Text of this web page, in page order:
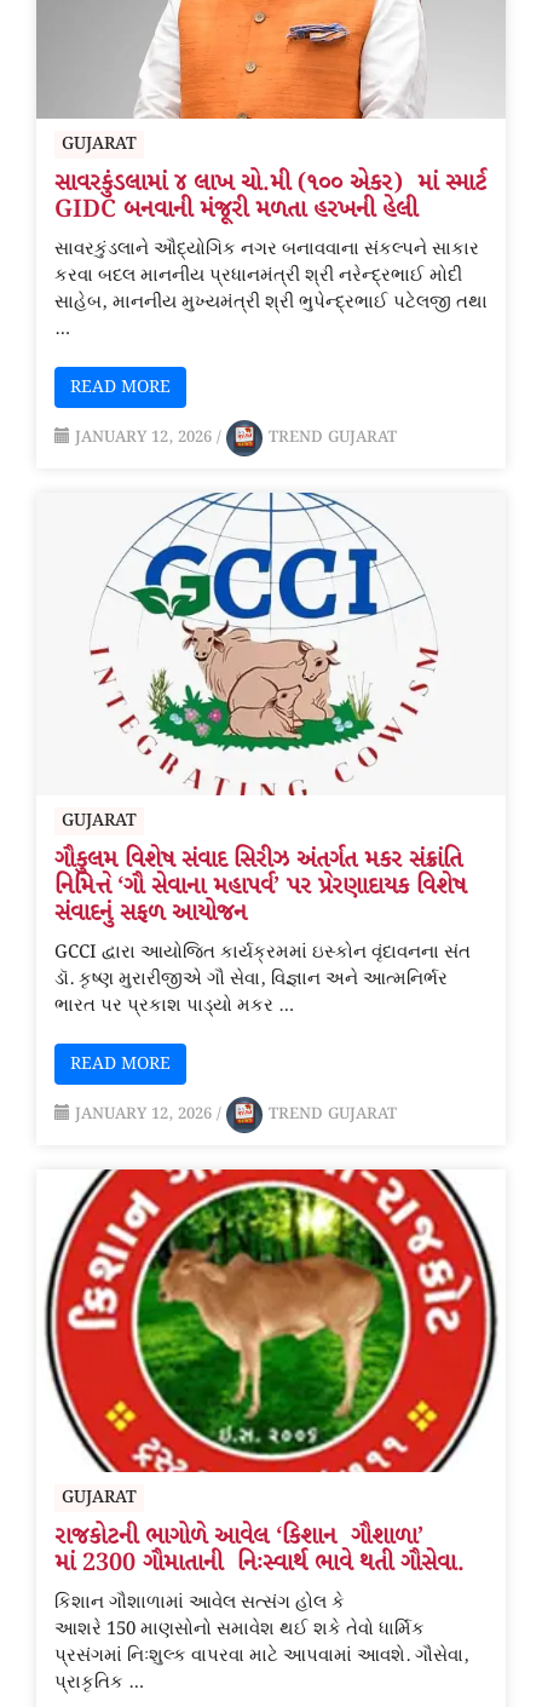
GUJARAT
સાવરકુંડલામાં ૪ લાખ ચો.મી (૧૦૦ એકર) માં સ્માર્ટ
GIDC બનવાની મંજૂરી મળતા હરખની હેલી
સાવરકુંડલાને ઔદ્યોગિક નગર બનાવવાના સંકલ્પને સાકાર
કરવા બદલ માનનીય પ્રધાનમંત્રી શ્રી નરેન્દ્રભાઈ મોદી
સાહેબ, માનનીય મુખ્યમંત્રી શ્રી ભુપેન્દ્રભાઈ પટેલજી તથા
…
READ MORE
JANUARY 12, 2026 / TREND GUJARAT
GUJARAT
ગૌકુલમ વિશેષ સંવાદ સિરીઝ અંતર્ગત મકર સંક્રાંતિ
નિમિત્તે ‘ગૌ સેવાના મહાપર્વ’ પર પ્રેરણાદાયક વિશેષ
સંવાદનું સફળ આયોજન
GCCI દ્વારા આયોજિત કાર્યક્રમમાં ઇસ્કોન વૃંદાવનના સંત
ડૉ. કૃષ્ણ મુરારીજીએ ગૌ સેવા, વિજ્ઞાન અને આત્મનિર્ભર
ભારત પર પ્રકાશ પાડ્યો મકર …
READ MORE
JANUARY 12, 2026 / TREND GUJARAT
GUJARAT
રાજકોટની ભાગોળે આવેલ ‘કિશાન ગૌશાળા’
માં 2300 ગૌમાતાની નિઃસ્વાર્થ ભાવે થતી ગૌસેવા.
કિશાન ગૌશાળામાં આવેલ સત્સંગ હોલ કે
આશરે 150 માણસોનો સમાવેશ થઈ શકે તેવો ધાર્મિક
પ્રસંગમાં નિઃશુલ્ક વાપરવા માટે આપવામાં આવશે. ગૌસેવા,
પ્રાકૃતિક …